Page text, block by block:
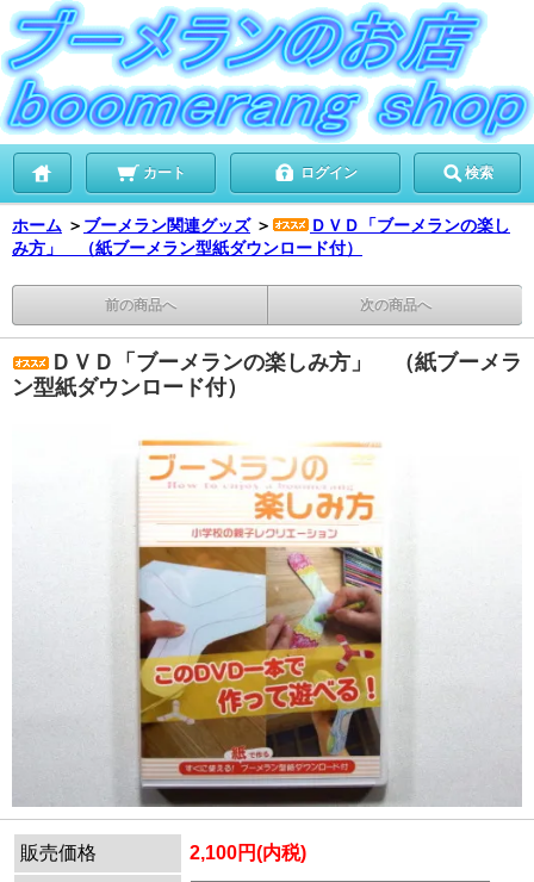
カート ログイン 検索
ホーム ＞ ブーメラン関連グッズ ＞
ＤＶＤ「ブーメランの楽し
み方」 （紙ブーメラン型紙ダウンロード付）
前の商品へ 次の商品へ
ＤＶＤ「ブーメランの楽しみ方」 （紙ブーメラ
ン型紙ダウンロード付）
販売価格 2,100円(内税)